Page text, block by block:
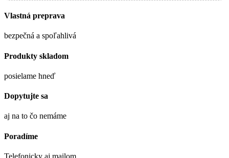
Vlastná preprava
bezpečná a spoľahlivá
Produkty skladom
posielame hneď
Dopytujte sa
aj na to čo nemáme
Poradíme
Telefonicky aj mailom